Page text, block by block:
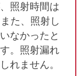
照射時間は
た、照射し
なかったと
。照射漏れ
れません。